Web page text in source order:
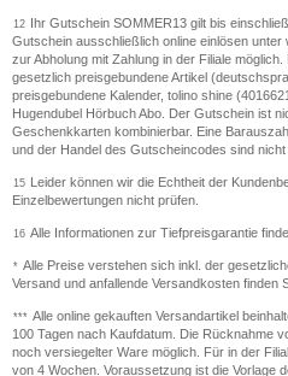
12 Ihr Gutschein SOMMER13 gilt bis
Gutschein ausschließlich online einlösen unter
zur Abholung mit Zahlung in der Filiale
gesetzlich preisgebundene Artikel
preisgebundene Kalender, tolino shine
Hugendubel Hörbuch Abo. Der Gutschein ist
Geschenkkarten kombinierbar. Eine
und der Handel des Gutscheincodes sind nicht
15 Leider können wir die Echtheit der
Einzelbewertungen nicht prüfen.
16 Alle Informationen zur Tiefpreisgarantie
* Alle Preise verstehen sich inkl. der
Versand und anfallende Versandkosten finden
*** Alle online gekauften Versandartikel
100 Tagen nach Kaufdatum. Die Rücknahme
noch versiegelter Ware möglich. Für in der
von 4 Wochen. Voraussetzung ist die Vorlage